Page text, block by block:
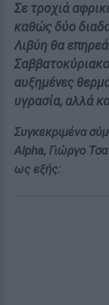
Σε τροχιά
καθώς δύο
Λιβύη θα
αυξημένες
υγρασία, αλλά
Συγκεκριμένα
Alpha, Γιώργο
ως εξής: